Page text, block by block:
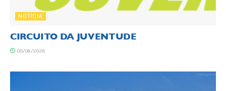
NOTÍCIA
CIRCUITO DA JUVENTUDE
05/08/2026